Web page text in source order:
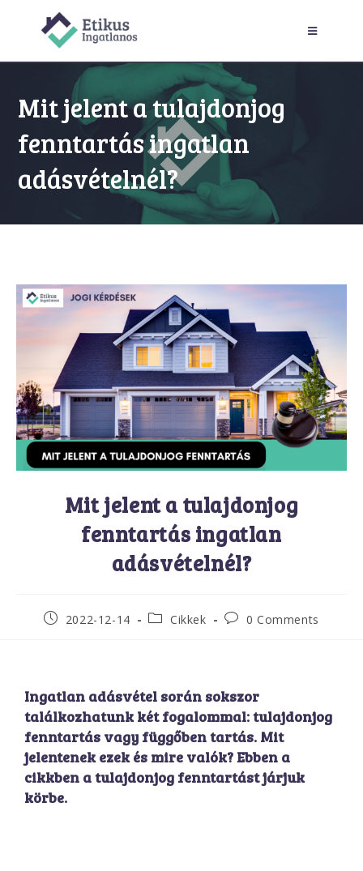
Mit jelent a tulajdonjog
fenntartás ingatlan
adásvételnél?
Mit jelent a tulajdonjog
fenntartás ingatlan
adásvételnél?
2022-12-14 Cikkek 0 Comments
Ingatlan adásvétel során sokszor
találkozhatunk két fogalommal: tulajdonjog
fenntartás vagy függőben tartás. Mit
jelentenek ezek és mire valók? Ebben a
cikkben a tulajdonjog fenntartást járjuk
körbe.